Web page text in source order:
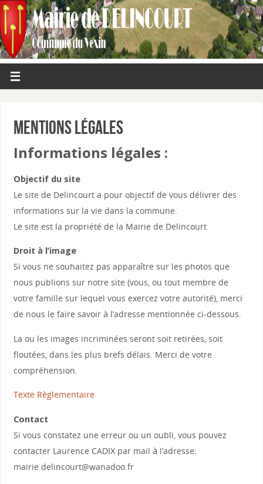
Mentions Légales
Informations légales :
Objectif du site
Le site de Delincourt a pour objectif de vous délivrer des
informations sur la vie dans la commune.
Le site est la propriété de la Mairie de Delincourt.
Droit à l’image
Si vous ne souhaitez pas apparaître sur les photos que
nous publions sur notre site (vous, ou tout membre de
votre famille sur lequel vous exercez votre autorité), merci
de nous le faire savoir à l’adresse mentionnée ci-dessous.
La ou les images incriminées seront soit retirées, soit
floutées, dans les plus brefs délais. Merci de votre
compréhension.
Texte Règlementaire
Contact
Si vous constatez une erreur ou un oubli, vous pouvez
contacter Laurence CADIX par mail à l’adresse:
mairie.delincourt@wanadoo.fr